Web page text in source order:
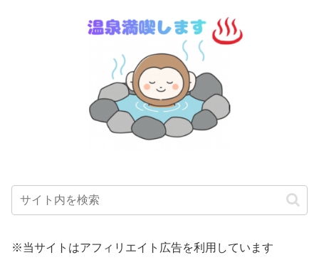
※当サイトはアフィリエイト広告を利用しています